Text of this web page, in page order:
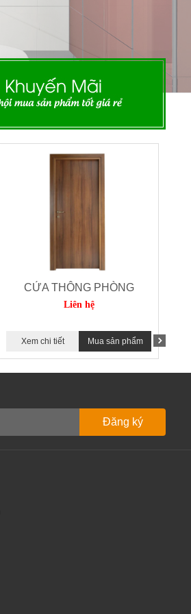
CỬA THÔNG PHÒNG
Liên hệ
Xem chi tiết Mua sản phẩm